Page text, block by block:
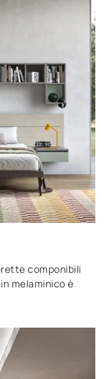
componibili
melaminico è